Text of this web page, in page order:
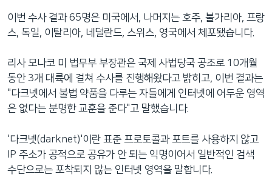
등이번 수사 결과 65명은 미국에서, 나머지는 호주, 불가리아, 프랑
스, 독일, 이탈리아, 네덜란드, 스위스, 영국에서 체포됐습니다.
리사 모나코 미 법무부 부장관은 국제 사법당국 공조로 10개월
동안 3개 대륙에 걸쳐 수사를 진행해왔다고 밝히고, 이번 결과는
"다크넷에서 불법 약품을 다루는 자들에게 인터넷에 어두운 영역
은 없다는 분명한 교훈을 준다"고 말했습니다.
'다크넷(darknet)'이란 표준 프로토콜과 포트를 사용하지 않고
IP 주소가 공적으로 공유가 안 되는 익명이어서 일반적인 검색
수단으로는 포착되지 않는 인터넷 영역을 말합니다.